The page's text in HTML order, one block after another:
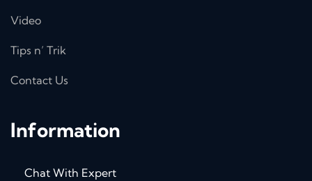
Video
Tips n’ Trik
Contact Us
Information
Chat With Expert